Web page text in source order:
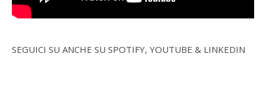
SEGUICI SU ANCHE SU SPOTIFY, YOUTUBE & LINKEDIN